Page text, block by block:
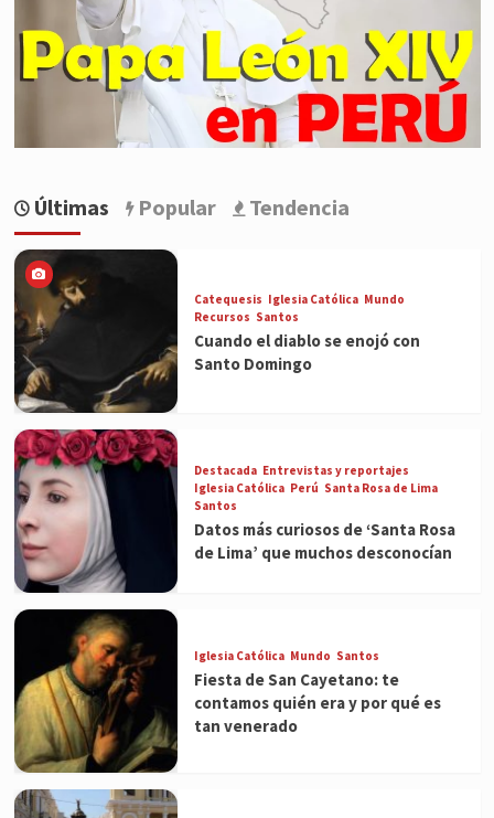
Últimas Popular Tendencia
Catequesis Iglesia Católica Mundo
Recursos Santos
Cuando el diablo se enojó con
Santo Domingo
Destacada Entrevistas y reportajes
Iglesia Católica Perú Santa Rosa de Lima
Santos
Datos más curiosos de ‘Santa Rosa
de Lima’ que muchos desconocían
Iglesia Católica Mundo Santos
Fiesta de San Cayetano: te
contamos quién era y por qué es
tan venerado